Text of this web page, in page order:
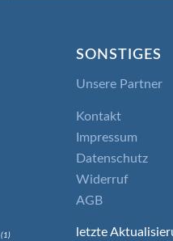
(1)
SONSTIGES
Unsere Partner
Kontakt
Impressum
Datenschutz
Widerruf
AGB
letzte